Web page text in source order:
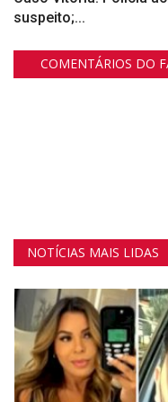
suspeito;...
COMENTÁRIOS DO
NOTÍCIAS MAIS LIDAS